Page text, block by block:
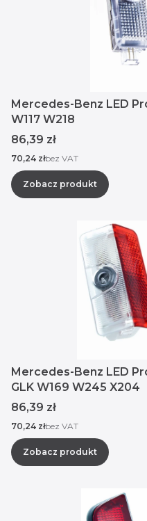
Mercedes-Benz LED
W117 W218
Cena
86,39 zł
Cena
70,24 złbez VAT
Zobacz produkt
Mercedes-Benz LED
GLK W169 W245 X204
Cena
86,39 zł
Cena
70,24 złbez VAT
Zobacz produkt